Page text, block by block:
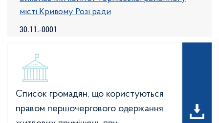
30.11.-0001
місті Кривому Розі ради
Список громадян, що користуються
правом першочергового одержання